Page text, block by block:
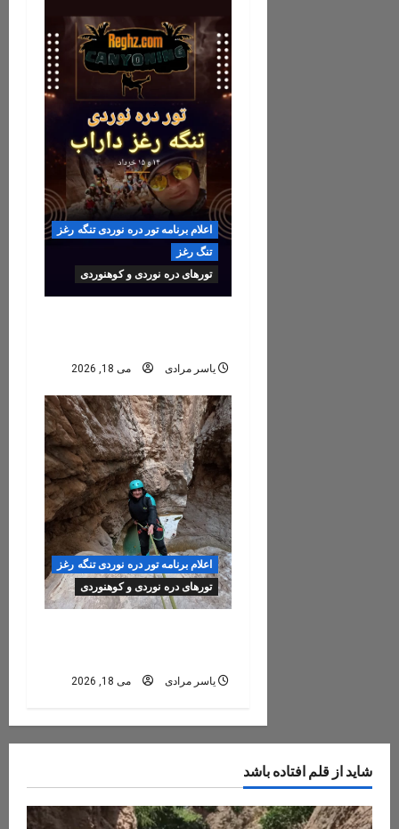
اعلام برنامه تور دره نوردی تنگه رغز
تنگ رغز
تورهای دره نوردی و کوهنوردی
یاسر مرادی می 18, 2026
اعلام برنامه تور دره نوردی تنگه رغز
تورهای دره نوردی و کوهنوردی
یاسر مرادی می 18, 2026
شاید از قلم افتاده باشد